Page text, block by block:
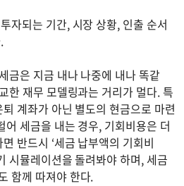
자되는 기간, 시장 상황, 인출 순서
금은 지금 내나 나중에 내나 똑같
한 재무 모델링과는 거리가 멀다. 특
계좌가 아닌 별도의 현금으로 마련
세금을 내는 경우, 기회비용은 더
반드시 ‘세금 납부액의 기회비
시뮬레이션을 돌려봐야 하며, 세금
함께 따져야 한다.